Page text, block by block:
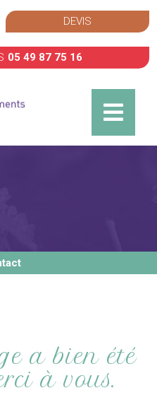
05 49 87 75 16
DEVIS
a bien été
à vous.